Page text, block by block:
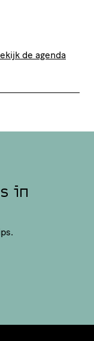
de agenda
in